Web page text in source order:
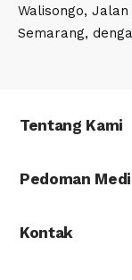
Walisongo,
Semarang,
Tentang Kami
Pedoman
Kontak